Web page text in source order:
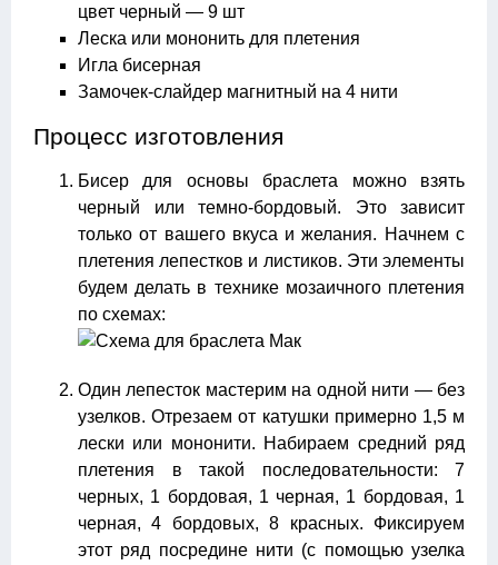
цвет черный — 9 шт
Леска или мононить для плетения
Игла бисерная
Замочек-слайдер магнитный на 4 нити
Процесс изготовления
Бисер для основы браслета можно взять
черный или темно-бордовый. Это зависит
только от вашего вкуса и желания. Начнем с
плетения лепестков и листиков. Эти элементы
будем делать в технике мозаичного плетения
по схемах:
Один лепесток мастерим на одной нити — без
узелков. Отрезаем от катушки примерно 1,5 м
лески или мононити. Набираем средний ряд
плетения в такой последовательности: 7
черных, 1 бордовая, 1 черная, 1 бордовая, 1
черная, 4 бордовых, 8 красных. Фиксируем
этот ряд посредине нити (с помощью узелка